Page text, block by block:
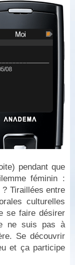
pendant que
féminin :
Tiraillées entre
culturelles
se faire désirer
ne suis pas à
Se découvrir
et ça participe